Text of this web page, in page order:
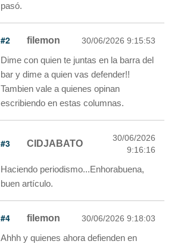
pasó.
#2 filemon 30/06/2026 9:15:53
Dime con quien te juntas en la barra del
bar y dime a quien vas defender!!
Tambien vale a quienes opinan
escribiendo en estas columnas.
#3 CIDJABATO
30/06/2026
9:16:16
Haciendo periodismo...Enhorabuena,
buen artículo.
#4 filemon 30/06/2026 9:18:03
Ahhh y quienes ahora defienden en